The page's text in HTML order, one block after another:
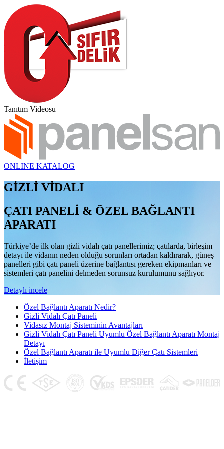
Tanıtım Videosu
ONLINE KATALOG
GİZLİ VİDALI
ÇATI PANELİ & ÖZEL BAĞLANTI
APARATI
Türkiye’de ilk olan gizli vidalı çatı panellerimiz; çatılarda, birleşim
detayı ile vidanın neden olduğu sorunları ortadan kaldırarak, güneş
panelleri gibi çatı paneli üzerine bağlantısı gereken ekipmanları ve
sistemleri çatı panelini delmeden sorunsuz kurulumunu sağlıyor.
Detaylı incele
Özel Bağlantı Aparatı Nedir?
Gizli Vidalı Çatı Paneli
Vidasız Montaj Sisteminin Avantajları
Gizli Vidalı Çatı Paneli Uyumlu Özel Bağlantı Aparatı Montaj
Detayı
Özel Bağlantı Aparatı ile Uyumlu Diğer Çatı Sistemleri
İletişim